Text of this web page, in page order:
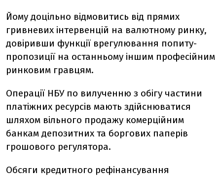
Йому доцільно відмовитись від прямих
гривневих інтервенцій на валютному ринку,
довіривши функції врегулювання попиту-
пропозиції на останньому іншим професійним
ринковим гравцям.
Операції НБУ по вилученню з обігу частини
платіжних ресурсів мають здійснюватися
шляхом вільного продажу комерційним
банкам депозитних та боргових паперів
грошового регулятора.
Обсяги кредитного рефінансування